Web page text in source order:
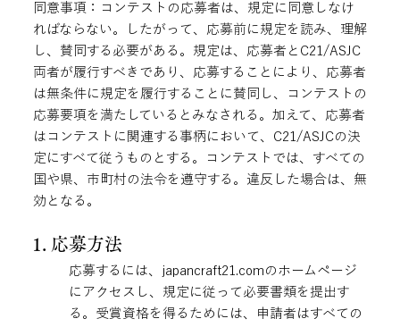
同意事項：コンテストの応募者は、規定に同意しなけ
ればならない。したがって、応募前に規定を読み、理解
し、賛同する必要がある。規定は、応募者とC21/ASJC
両者が履行すべきであり、応募することにより、応募者
は無条件に規定を履行することに賛同し、コンテストの
応募要項を満たしているとみなされる。加えて、応募者
はコンテストに関連する事柄において、C21/ASJCの決
定にすべて従うものとする。コンテストでは、すべての
国や県、市町村の法令を遵守する。違反した場合は、無
効となる。
1. 応募方法
応募するには、japancraft21.comのホームページ
にアクセスし、規定に従って必要書類を提出す
る。受賞資格を得るためには、申請者はすべての